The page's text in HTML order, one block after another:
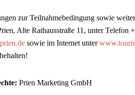
zur Teilnahmebedingung sowie
Alte Rathausstraße 11, unter Telefon
sowie im Internet unter
Prien Marketing GmbH